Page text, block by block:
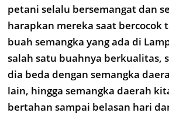
petani selalu bersemangat dan
harapkan mereka saat bercocok
buah semangka yang ada di
salah satu buahnya berkualitas,
dia beda dengan semangka
lain, hingga semangka daerah
bertahan sampai belasan hari